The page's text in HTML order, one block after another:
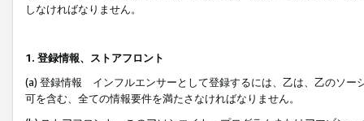
しなければなりません。
1. 登録情報、ストアフロント
(a) 登録情報 インフルエンサーとして登録するには、乙は、乙のソー
可を含む、全ての情報要件を満たさなければなりません。